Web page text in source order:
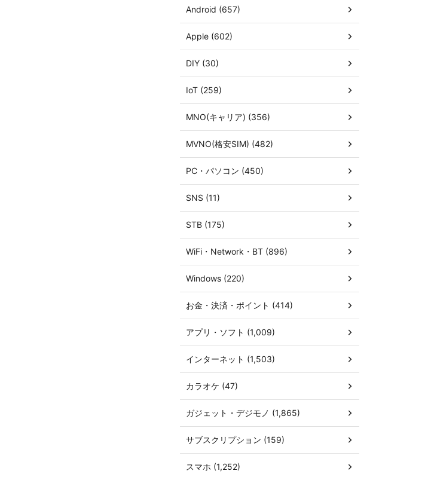
Android (657)
Apple (602)
DIY (30)
IoT (259)
MNO(キャリア) (356)
MVNO(格安SIM) (482)
PC・パソコン (450)
SNS (11)
STB (175)
WiFi・Network・BT (896)
Windows (220)
お金・決済・ポイント (414)
アプリ・ソフト (1,009)
インターネット (1,503)
カラオケ (47)
ガジェット・デジモノ (1,865)
サブスクリプション (159)
スマホ (1,252)